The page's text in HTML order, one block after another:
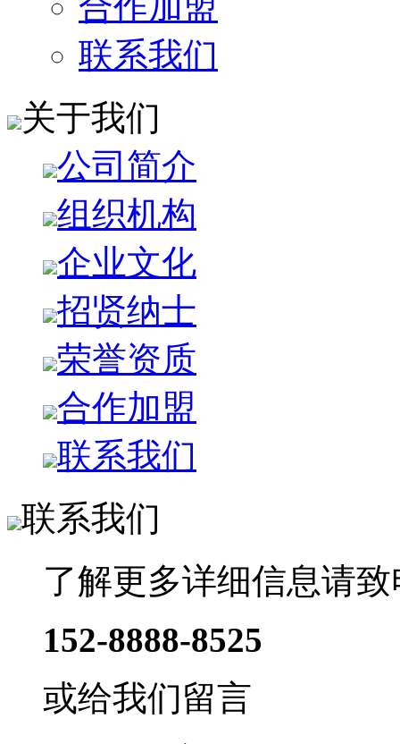
联系我们
关于我们
公司简介
组织机构
企业文化
招贤纳士
荣誉资质
合作加盟
联系我们
联系我们
了解更多详细信息请致
152-8888-8525
或给我们留言